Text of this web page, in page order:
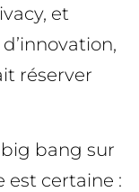
et
réserver
big bang sur
est certaine :